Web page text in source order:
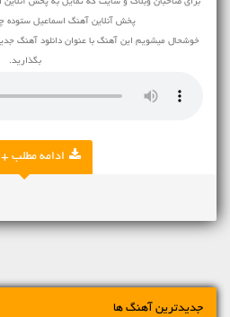
برای صاحبان وبلاگ و سایت که تمایل به پخش آنلاین
پخش آنلاین آهنگ اسماعیل ستوده
خوشحال میشویم این آهنگ با عنوان دانلود آهنگ
بگذارید.
ادامه مطلب +
جدیدترین آهنگ ها